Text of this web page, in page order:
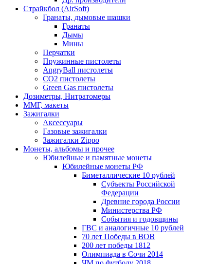
Страйкбол (AirSoft)
Гранаты, дымовые шашки
Гранаты
Дымы
Мины
Перчатки
Пружинные пистолеты
AngryBall пистолеты
CO2 пистолеты
Green Gas пистолеты
Дозиметры, Нитратомеры
ММГ, макеты
Зажигалки
Аксессуары
Газовые зажигалки
Зажигалки Zippo
Монеты, альбомы и прочее
Юбилейные и памятные монеты
Юбилейные монеты РФ
Биметаллические 10 рублей
Субъекты Российской
Федерации
Древние города России
Министерства РФ
События и годовщины
ГВС и аналогичные 10 рублей
70 лет Победы в ВОВ
200 лет победы 1812
Олимпиада в Сочи 2014